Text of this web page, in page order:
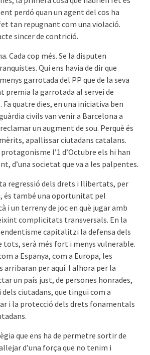
perdó quan un agent del cos ha
tan repugnant com una violació.
sincer de contrició.
Cada cop més. Se la disputen
Qui ens havia de dir que
garrotada del PP que de la seva
premia la garrotada al servei de
quatre dies, en una iniciativa ben
civils van venir a Barcelona a
un augment de sou. Perquè és
apallissar ciutadans catalans.
l’1 d’Octubre els hi han
d’una societat que va a les palpentes.
regressió dels drets i llibertats, per
és també una oportunitat pel
i un terreny de joc en què jugar amb
complicitats transversals. En la
capitalitzi la defensa dels
serà més fort i menys vulnerable.
a Espanya, com a Europa, les
arribaran per aquí. I alhora per la
un país just, de persones honrades,
dels ciutadans, que tingui com a
i la protecció dels drets fonamentals
que ens ha de permetre sortir de
d’una força que no tenim i